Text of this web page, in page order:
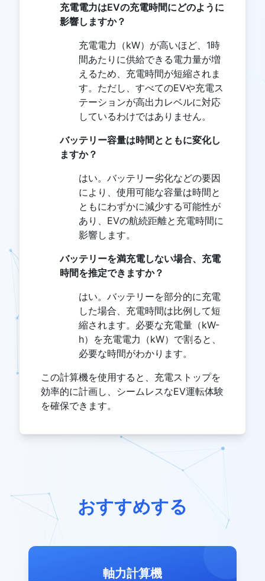
充電電力はEVの充電時間にどのように
影響しますか？
充電電力（kW）が高いほど、1時
間あたりに供給できる電力量が増
えるため、充電時間が短縮されま
す。ただし、すべてのEVや充電ス
テーションが高出力レベルに対応
しているわけではありません。
バッテリー容量は時間とともに変化し
ますか？
はい。バッテリー劣化などの要因
により、使用可能な容量は時間と
ともにわずかに減少する可能性が
あり、EVの航続距離と充電時間に
影響します。
バッテリーを満充電しない場合、充電
時間を推定できますか？
はい。バッテリーを部分的に充電
した場合、充電時間は比例して短
縮されます。必要な充電量（kW-
h）を充電電力（kW）で割ると、
必要な時間がわかります。
この計算機を使用すると、充電ストップを
効率的に計画し、シームレスなEV運転体験
を確保できます。
おすすめする
軸力計算機